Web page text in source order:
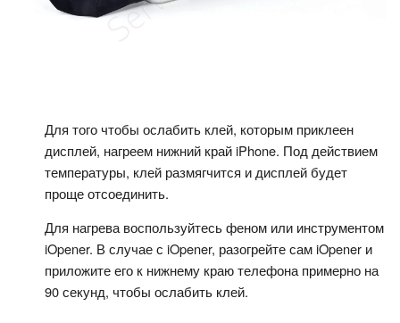
Для того чтобы ослабить клей, которым приклеен
дисплей, нагреем нижний край iPhone. Под действием
температуры, клей размягчится и дисплей будет
проще отсоединить.
Для нагрева воспользуйтесь феном или инструментом
iOpener. В случае с iOpener, разогрейте сам iOpener и
приложите его к нижнему краю телефона примерно на
90 секунд, чтобы ослабить клей.